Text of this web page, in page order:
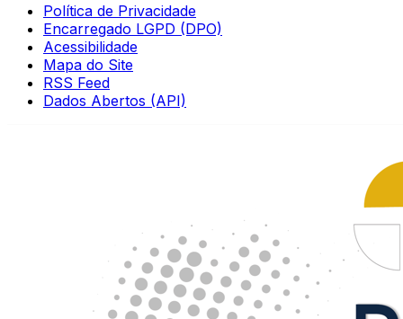
Política de Privacidade
Encarregado LGPD (DPO)
Acessibilidade
Mapa do Site
RSS Feed
Dados Abertos (API)